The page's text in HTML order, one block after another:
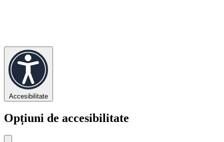
Accesibilitate
Opțiuni de accesibilitate